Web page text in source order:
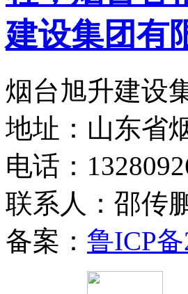
烟台旭升建设
地址：山东省
电话：
联系人：邵传
备案： 鲁ICP